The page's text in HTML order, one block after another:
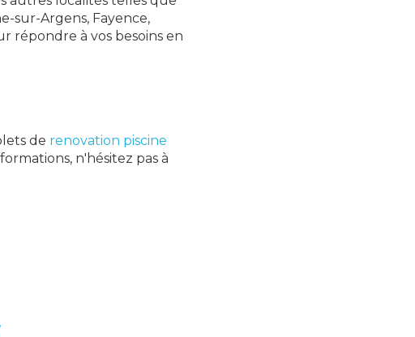
sur-Argens, Fayence,
répondre à vos besoins en
de renovation piscine
n'hésitez pas à